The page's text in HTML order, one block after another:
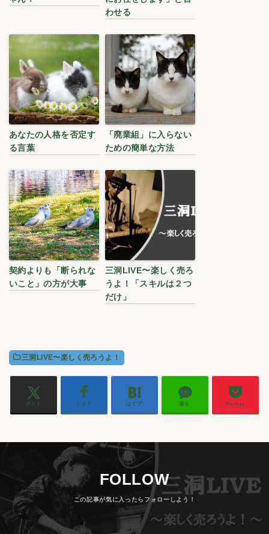
わせる
あなたの人格を否定す
る言葉
「廃業組」に入らない
ための簡単な方法
契約よりも「断られな
いこと」の方が大事
三洞LIVE〜楽しく売ろ
うよ！「スキルは２つ
だけ」
三洞LIVE〜楽しく売ろうよ！
ポスト シェア はてブ 送る Pocket
FOLLOW